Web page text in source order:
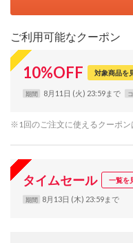
ご利用可能なクーポン
10%OFF 対象商品を
期間 8月11日 (火) 23:59まで
※1回のご注文に使えるクーポン
タイムセール 一覧を
期間 8月13日 (木) 23:59まで